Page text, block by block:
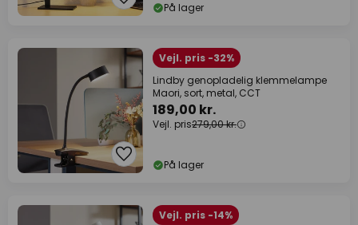
På lager
Vejl. pris -32%
Lindby genopladelig klemmelampe
Maori, sort, metal, CCT
189,00 kr.
Vejl. pris279,00 kr.
På lager
Vejl. pris -14%